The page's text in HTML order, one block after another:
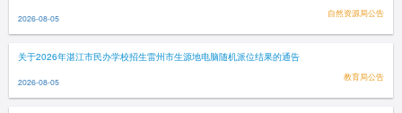
2026-08-05 自然资源局公告
关于2026年湛江市民办学校招生雷州市生源地电脑随机派位结果的通告
2026-08-05 教育局公告